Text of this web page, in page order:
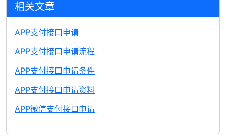
相关文章
APP支付接口申请
APP支付接口申请流程
APP支付接口申请条件
APP支付接口申请资料
APP微信支付接口申请